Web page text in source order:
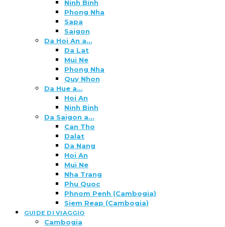
Ninh Binh
Phong Nha
Sapa
Saigon
Da Hoi An a…
Da Lat
Mui Ne
Phong Nha
Quy Nhon
Da Hue a…
Hoi An
Ninh Binh
Da Saigon a…
Can Tho
Dalat
Da Nang
Hoi An
Mui Ne
Nha Trang
Phu Quoc
Phnom Penh (Cambogia)
Siem Reap (Cambogia)
GUIDE DI VIAGGIO
Cambogia